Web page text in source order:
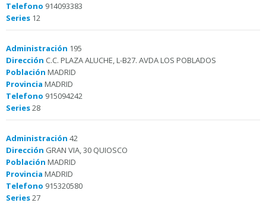
Telefono 914093383
Series 12
Administración 195
Dirección C.C. PLAZA ALUCHE, L-B27. AVDA LOS POBLADOS
Población MADRID
Provincia MADRID
Telefono 915094242
Series28
Administración 42
Dirección GRAN VIA, 30 QUIOSCO
Población MADRID
Provincia MADRID
Telefono 915320580
Series27